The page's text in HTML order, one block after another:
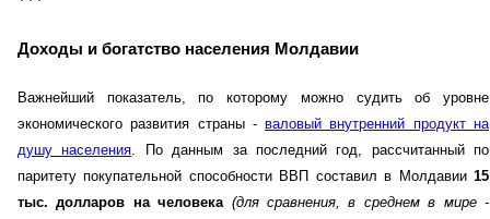
Доходы и богатство населения Молдавии
Важнейший показатель, по которому можно судить об уровне
экономического развития страны -валовый внутренний продукт на
душу населения. По данным за последний год, рассчитанный по
паритету покупательной способности ВВП составил в Молдавии 15
тыс. долларов на человека (для сравнения, в среднем в мире -